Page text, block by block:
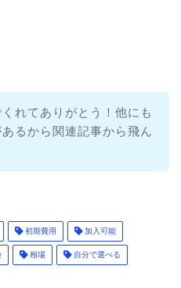
れてありがとう！他にも
るから関連記事から飛ん
初期費用 加入可能
相場 自分で選べる